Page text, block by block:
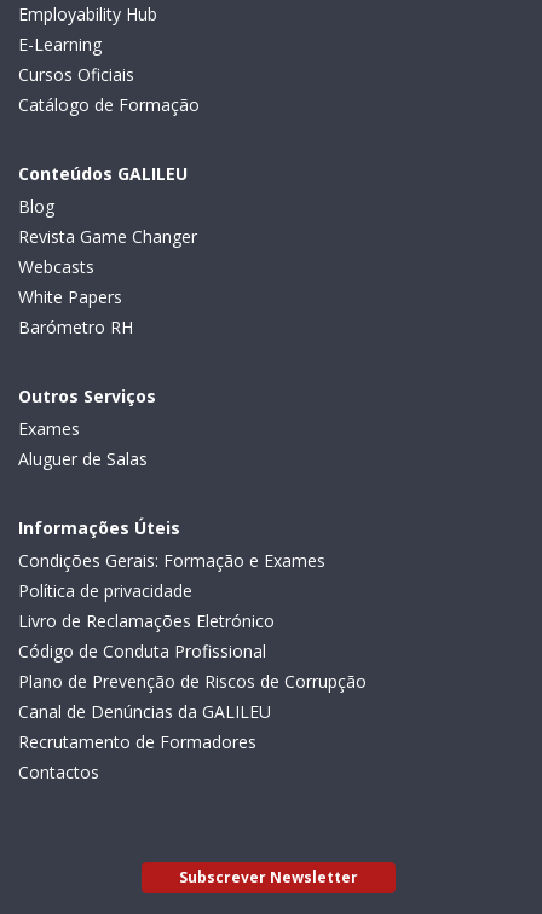
Employability Hub
E-Learning
Cursos Oficiais
Catálogo de Formação
Conteúdos GALILEU
Blog
Revista Game Changer
Webcasts
White Papers
Barómetro RH
Outros Serviços
Exames
Aluguer de Salas
Informações Úteis
Condições Gerais: Formação e Exames
Política de privacidade
Livro de Reclamações Eletrónico
Código de Conduta Profissional
Plano de Prevenção de Riscos de Corrupção
Canal de Denúncias da GALILEU
Recrutamento de Formadores
Contactos
Subscrever Newsletter